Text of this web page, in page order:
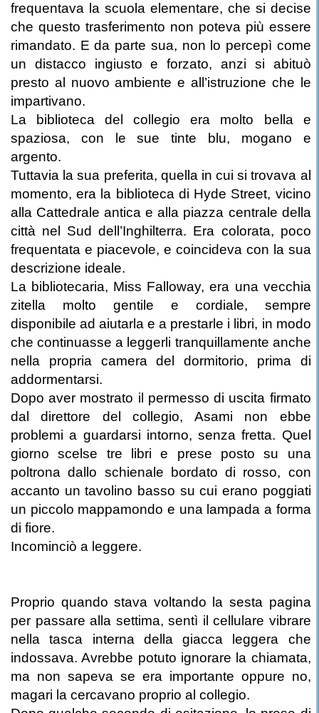
frequentava la scuola elementare, che si decise
che questo trasferimento non poteva più essere
rimandato. E da parte sua, non lo percepì come
un distacco ingiusto e forzato, anzi si abituò
presto al nuovo ambiente e all’istruzione che le
impartivano.
La biblioteca del collegio era molto bella e
spaziosa, con le sue tinte blu, mogano e
argento.
Tuttavia la sua preferita, quella in cui si trovava al
momento, era la biblioteca di Hyde Street, vicino
alla Cattedrale antica e alla piazza centrale della
città nel Sud dell’Inghilterra. Era colorata, poco
frequentata e piacevole, e coincideva con la sua
descrizione ideale.
La bibliotecaria, Miss Falloway, era una vecchia
zitella molto gentile e cordiale, sempre
disponibile ad aiutarla e a prestarle i libri, in modo
che continuasse a leggerli tranquillamente anche
nella propria camera del dormitorio, prima di
addormentarsi.
Dopo aver mostrato il permesso di uscita firmato
dal direttore del collegio, Asami non ebbe
problemi a guardarsi intorno, senza fretta. Quel
giorno scelse tre libri e prese posto su una
poltrona dallo schienale bordato di rosso, con
accanto un tavolino basso su cui erano poggiati
un piccolo mappamondo e una lampada a forma
di fiore.
Incominciò a leggere.
Proprio quando stava voltando la sesta pagina
per passare alla settima, sentì il cellulare vibrare
nella tasca interna della giacca leggera che
indossava. Avrebbe potuto ignorare la chiamata,
ma non sapeva se era importante oppure no,
magari la cercavano proprio al collegio.